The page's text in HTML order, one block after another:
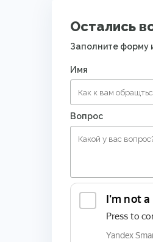
Остались
Заполните форму
Имя
Вопрос